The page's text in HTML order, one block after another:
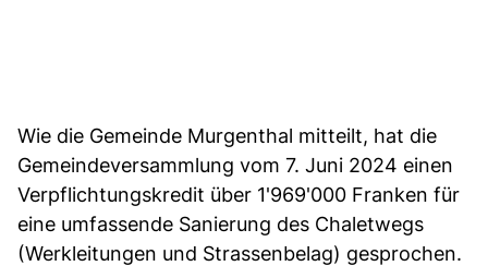
Wie die Gemeinde Murgenthal mitteilt, hat die
Gemeindeversammlung vom 7. Juni 2024 einen
Verpflichtungskredit über 1'969'000 Franken für
eine umfassende Sanierung des Chaletwegs
(Werkleitungen und Strassenbelag) gesprochen.